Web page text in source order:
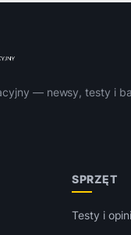
— newsy, testy i
SPRZĘT
Testy i